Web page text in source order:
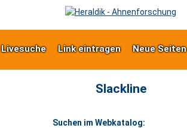
Livesuche Link eintragen Neue Seiten
Slackline
Suchen im Webkatalog: